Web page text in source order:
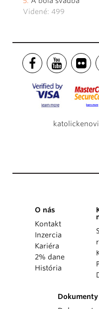
Videné: 499
O nás
Kontakt
Inzercia
Kariéra
2% dane
História
Dokumenty